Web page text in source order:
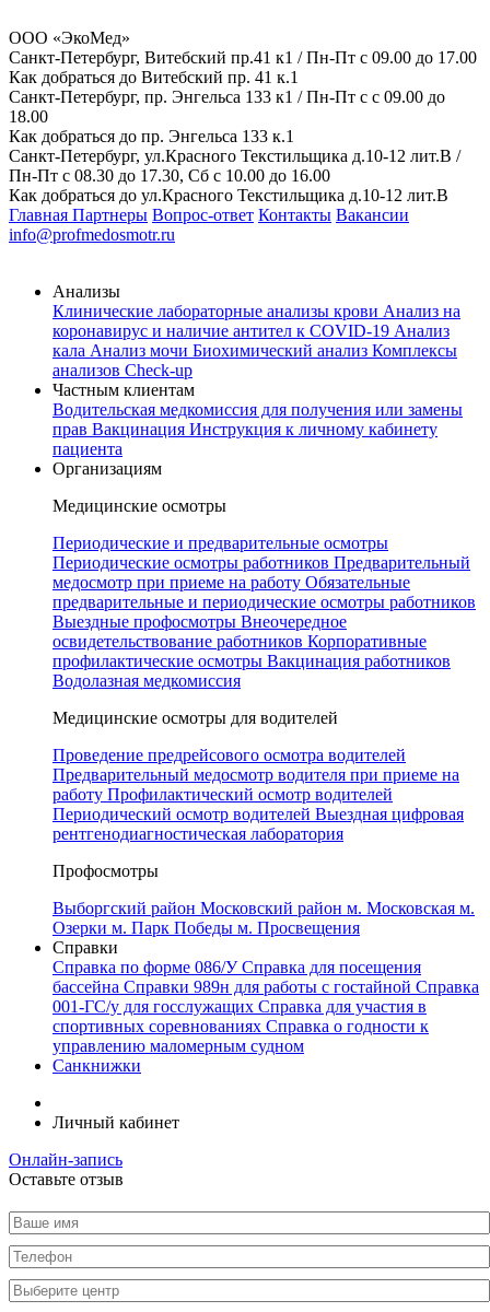
ООО «ЭкоМед»
Санкт-Петербург, Витебский пр.41 к1 / Пн-Пт с 09.00 до 17.00
Как добраться до Витебский пр. 41 к.1
Санкт-Петербург, пр. Энгельса 133 к1 / Пн-Пт с с 09.00 до
18.00
Как добраться до пр. Энгельса 133 к.1
Санкт-Петербург, ул.Красного Текстильщика д.10-12 лит.В /
Пн-Пт с 08.30 до 17.30, Сб с 10.00 до 16.00
Как добраться до ул.Красного Текстильщика д.10-12 лит.В
Главная Партнеры Вопрос-ответ Контакты Вакансии
info@profmedosmotr.ru
Анализы
Клинические лабораторные анализы крови Анализ на
коронавирус и наличие антител к COVID-19 Анализ
кала Анализ мочи Биохимический анализ Комплексы
анализов Check-up
Частным клиентам
Водительская медкомиссия для получения или замены
прав Вакцинация Инструкция к личному кабинету
пациента
Организациям
Медицинские осмотры
Периодические и предварительные осмотры
Периодические осмотры работников Предварительный
медосмотр при приеме на работу Обязательные
предварительные и периодические осмотры работников
Выездные профосмотры Внеочередное
освидетельствование работников Корпоративные
профилактические осмотры Вакцинация работников
Водолазная медкомиссия
Медицинские осмотры для водителей
Проведение предрейсового осмотра водителей
Предварительный медосмотр водителя при приеме на
работу Профилактический осмотр водителей
Периодический осмотр водителей Выездная цифровая
рентгенодиагностическая лаборатория
Профосмотры
Выборгский район Московский район м. Московская м.
Озерки м. Парк Победы м. Просвещения
Справки
Справка по форме 086/УСправка для посещения
бассейна Справки 989н для работы c гостайной Справка
001-ГС/у для госслужащих Справка для участия в
спортивных соревнованиях Справка о годности к
управлению маломерным судном
Санкнижки
Личный кабинет
Онлайн-запись
Оставьте отзыв